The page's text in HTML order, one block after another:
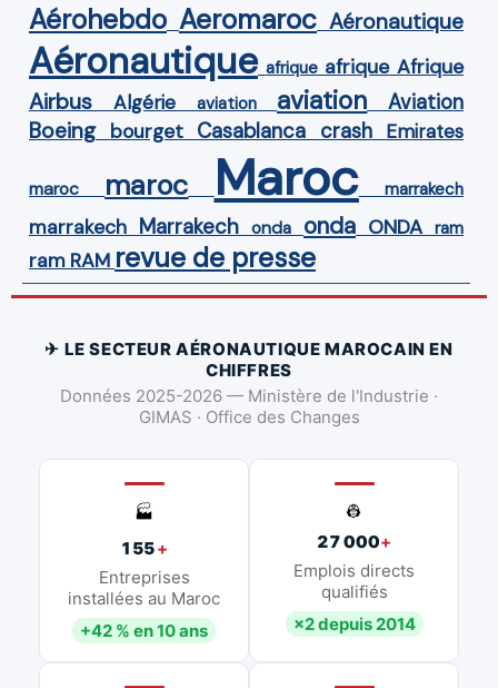
Aérohebdo Aeromaroc Aéronautique
Aéronautique afrique afrique Afrique
Airbus Algérie aviation aviation Aviation
Boeing bourget Casablanca crash Emirates
maroc maroc Maroc marrakech
marrakech Marrakech onda onda ONDA ram
ram RAM revue de presse
✈ LE SECTEUR AÉRONAUTIQUE MAROCAIN EN
CHIFFRES
Données 2025-2026 — Ministère de l'Industrie ·
GIMAS · Office des Changes
🏭
155+
Entreprises
installées au Maroc
+42 % en 10 ans
👷
27 000+
Emplois directs
qualifiés
×2 depuis 2014